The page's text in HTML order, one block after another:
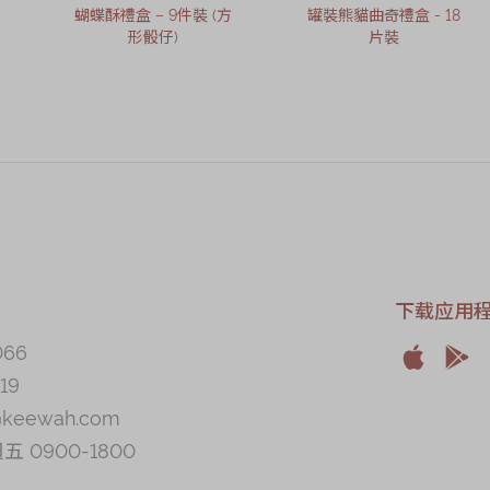
蝴蝶酥禮盒 – 9件裝 (方
形骰仔)
罐裝熊貓曲奇禮盒 - 18
片裝
五 0900-1800
下载应用

